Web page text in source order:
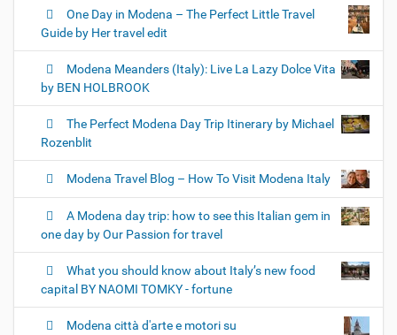
One Day in Modena – The Perfect Little Travel
Guide by Her travel edit
Modena Meanders (Italy): Live La Lazy Dolce Vita
by BEN HOLBROOK
The Perfect Modena Day Trip Itinerary by Michael
Rozenblit
Modena Travel Blog – How To Visit Modena Italy
A Modena day trip: how to see this Italian gem in
one day by Our Passion for travel
What you should know about Italy’s new food
capital BY NAOMI TOMKY - fortune
Modena città d'arte e motori su